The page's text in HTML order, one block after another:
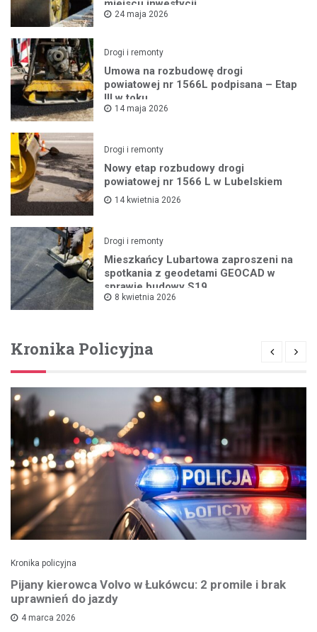
miejscu inwestycji
24 maja 2026
Drogi i remonty
Umowa na rozbudowę drogi
powiatowej nr 1566L podpisana – Etap
III w toku
14 maja 2026
Drogi i remonty
Nowy etap rozbudowy drogi
powiatowej nr 1566 L w Lubelskiem
14 kwietnia 2026
Drogi i remonty
Mieszkańcy Lubartowa zaproszeni na
spotkania z geodetami GEOCAD w
sprawie budowy S19
8 kwietnia 2026
Kronika Policyjna
Kronika policyjna
Pijany kierowca Volvo w Łukówcu: 2 promile i brak
uprawnień do jazdy
4 marca 2026